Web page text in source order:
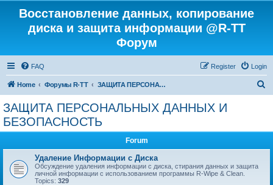
Восстановление данных, копирование
диска и защита информации @R-TT
Форум
FAQ Login
Register
Home Форумы R-TT ЗАЩИТА ПЕРСОНАЛЬНЫХ ДАННЫХ И БЕЗОПАСНОСТЬ
ЗАЩИТА ПЕРСОНАЛЬНЫХ ДАННЫХ И
БЕЗОПАСНОСТЬ
Forum
Удаление Информации с Диска
Обсуждение удаления информации с диска, стирания данных и защита
личной информации с использованием программы R-Wipe & Clean.
Topics: 329